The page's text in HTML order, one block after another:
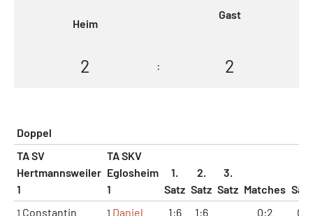
Heim
Gast
2 : 2
Doppel
TA SV
Hertmannsweiler
1
TA SKV
Eglosheim
1
1.
Satz
2.
Satz
3.
Satz Matches
1 Constantin
1 Daniel
1:6 1:6 0:2 0:2